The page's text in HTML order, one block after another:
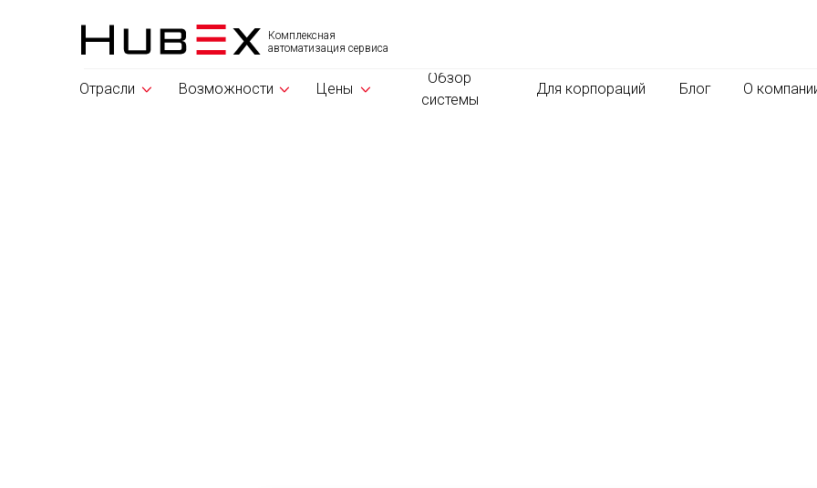
Комплексная
автоматизация сервиса
О
Обзор
системы
Цены
Отрасли Для корпораций Блог
Возможности